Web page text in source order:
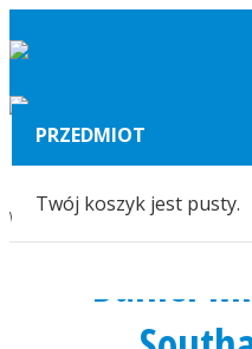
PRZEDMIOT
Twój koszyk jest pusty.
Wyświetlenia:454
Daniel